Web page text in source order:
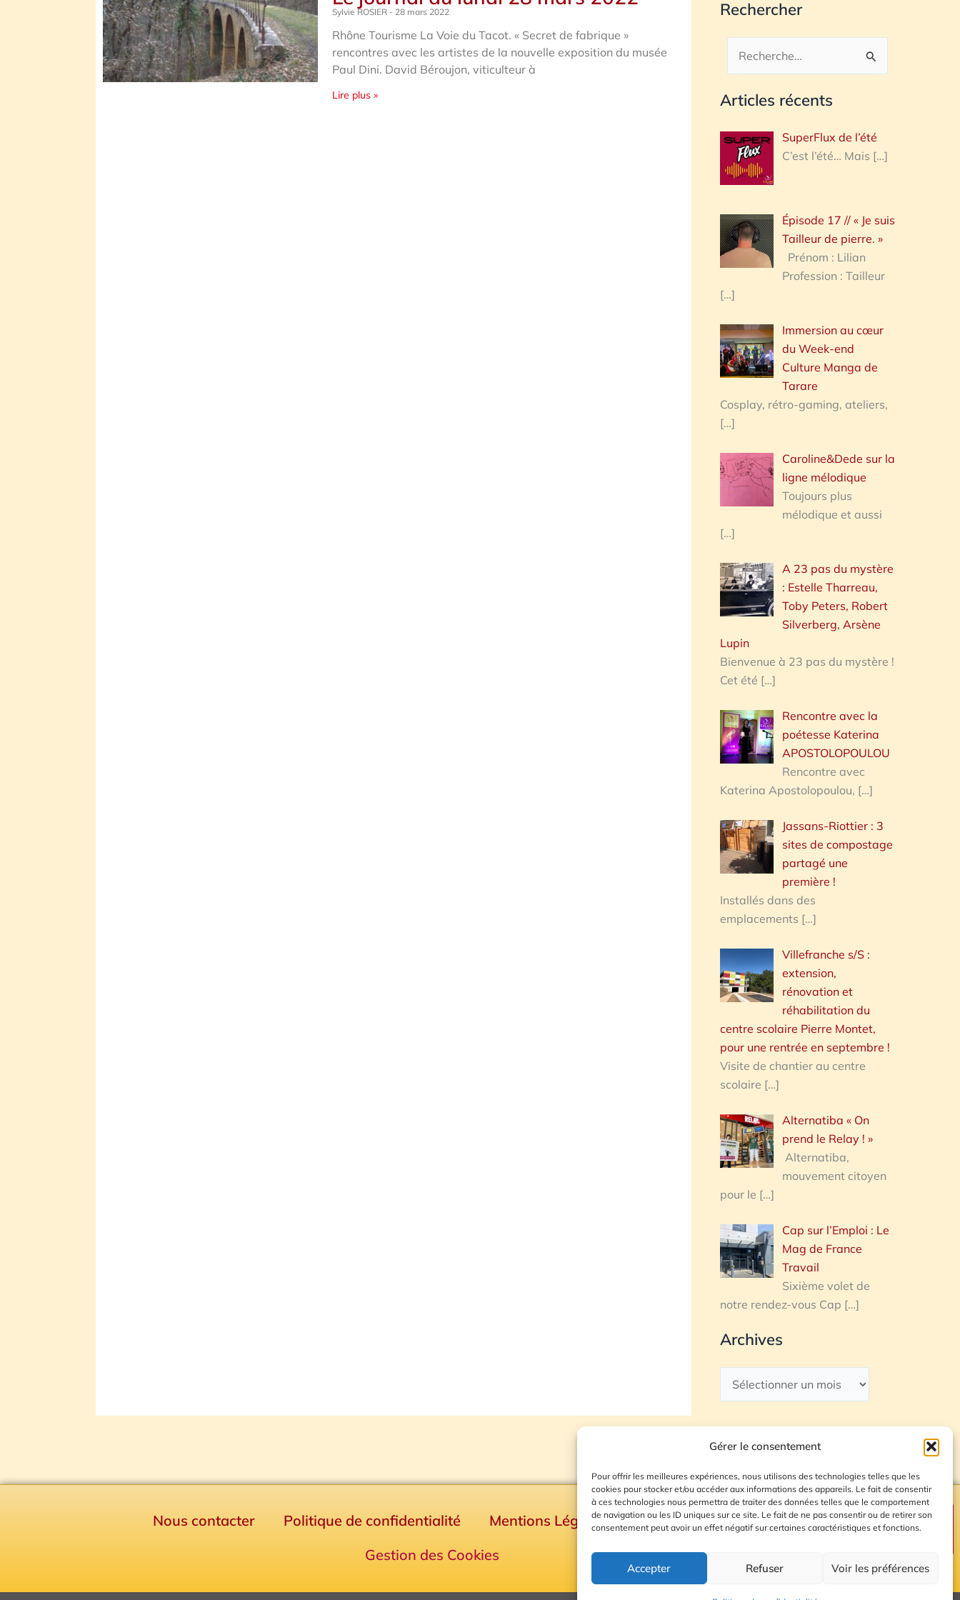
Gérer le consentement
Pour offrir les meilleures expériences, nous utilisons des technologies telles que les
cookies pour stocker et/ou accéder aux informations des appareils. Le fait de consentir
à ces technologies nous permettra de traiter des données telles que le comportement
de navigation ou les ID uniques sur ce site. Le fait de ne pas consentir ou de retirer son
consentement peut avoir un effet négatif sur certaines caractéristiques et fonctions.
Accepter Refuser Voir les préférences
Sylvie ROSIER 28 mars 2022
Rhône Tourisme La Voie du Tacot. « Secret de fabrique »
rencontres avec les artistes de la nouvelle exposition du musée
Paul Dini. David Béroujon, viticulteur à
Lire plus »
Rechercher
Rechercher :
Articles récents
SuperFlux de l’été
C’est l’été… Mais […]
Épisode 17 // « Je suis
Tailleur de pierre. »
Prénom : Lilian
Profession : Tailleur
[…]
Immersion au cœur
du Week-end
Culture Manga de
Tarare
Cosplay, rétro-gaming, ateliers,
[…]
Caroline&Dede sur la
ligne mélodique
Toujours plus
mélodique et aussi
[…]
A 23 pas du mystère
: Estelle Tharreau,
Toby Peters, Robert
Silverberg, Arsène
Lupin
Bienvenue à 23 pas du mystère !
Cet été […]
Rencontre avec la
poétesse Katerina
APOSTOLOPOULOU
Rencontre avec
Katerina Apostolopoulou, […]
Jassans-Riottier : 3
sites de compostage
partagé une
première !
Installés dans des
emplacements […]
Villefranche s/S :
extension,
rénovation et
réhabilitation du
centre scolaire Pierre Montet,
pour une rentrée en septembre !
Visite de chantier au centre
scolaire […]
Alternatiba « On
prend le Relay ! »
Alternatiba,
mouvement citoyen
pour le […]
Cap sur l’Emploi : Le
Mag de France
Travail
Sixième volet de
notre rendez-vous Cap […]
Archives
Nous contacter Politique de confidentialité Mentions Légales
Plan du site
Gestion des Cookies